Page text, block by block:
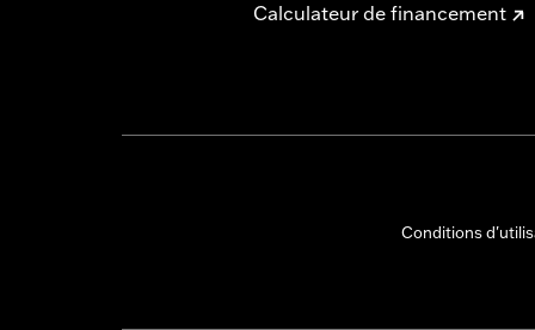
Calculateur de financement
Conditions